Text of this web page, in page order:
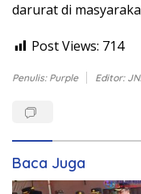
darurat di
Post Views: 714
Penulis: Purple Editor:
Baca Juga